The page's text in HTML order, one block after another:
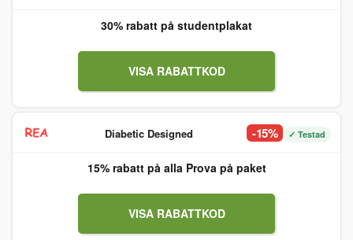
30% rabatt på studentplakat
VISA RABATTKOD
Diabetic Designed -15% ✓ Testad
15% rabatt på alla Prova på paket
VISA RABATTKOD